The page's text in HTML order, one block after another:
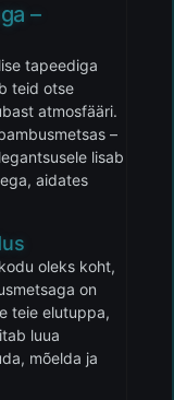
–
tapeediga
teid otse
atmosfääri.
–
lisab
aidates
oleks koht,
on
teie elutuppa,
luua
mõelda ja